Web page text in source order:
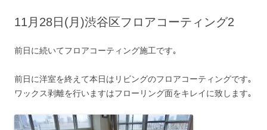
11月28日(月)渋谷区フロアコーティング2
前日に続いてフロアコーティング施工です｡
前日に洋室を終えて本日はリビングのフロアコーティングです｡
ワックス剥離を行いますはフローリング面をキレイに致します｡